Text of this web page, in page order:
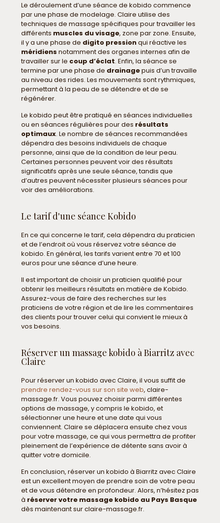
Le déroulement d’une séance de kobido commence
par une phase de modelage. Claire utilise des
techniques de massage spécifiques pour travailler les
différents muscles du visage, zone par zone. Ensuite,
il y a une phase de digito pressionqui réactive les
méridiens notamment des organes internes afin de
travailler sur le coup d’éclat. Enfin, la séance se
termine par une phase de drainagepuis d’un travaille
au niveau des rides. Les mouvements sont rythmiques,
permettant à la peau de se détendre et de se
régénérer.
Le kobido peut être pratiqué en séances individuelles
ou en séances régulières pour des résultats
optimaux. Le nombre de séances recommandées
dépendra des besoins individuels de chaque
personne, ainsi que de la condition de leur peau.
Certaines personnes peuvent voir des résultats
significatifs après une seule séance, tandis que
d’autres peuvent nécessiter plusieurs séances pour
voir des améliorations.
Le tarif d'une séance Kobido
En ce qui concerne le tarif, cela dépendra du praticien
et de l’endroit où vous réservez votre séance de
kobido. En général, les tarifs varient entre 70 et 100
euros pour une séance d’une heure.
Il est important de choisir un praticien qualifié pour
obtenir les meilleurs résultats en matière de Kobido.
Assurez-vous de faire des recherches sur les
praticiens de votre région et de lire les commentaires
des clients pour trouver celui qui convient le mieux à
vos besoins.
Réserver un massage kobido à Biarritz avec
Claire
Pour réserver un kobido avec Claire, il vous suffit de
prendre rendez-vous sur son site web, claire-
massage.fr. Vous pouvez choisir parmi différentes
options de massage, y compris le kobido, et
sélectionner une heure et une date qui vous
conviennent. Claire se déplacera ensuite chez vous
pour votre massage, ce qui vous permettra de profiter
pleinement de l’expérience de détente sans avoir à
quitter votre domicile.
En conclusion, réserver un kobido à Biarritz avec Claire
est un excellent moyen de prendre soin de votre peau
et de vous détendre en profondeur. Alors, n’hésitez pas
à réserver votre massage kobido au Pays Basque
dès maintenant sur claire-massage.fr.